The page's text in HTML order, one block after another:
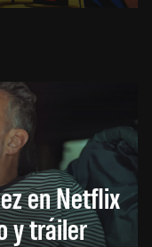
en Netflix
y tráiler